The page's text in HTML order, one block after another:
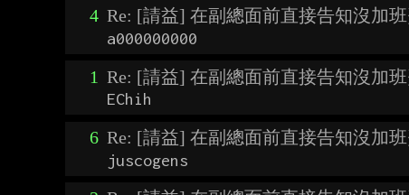
4 Re: [請益] 在副總面前直接告知沒加
a000000000
1 Re: [請益] 在副總面前直接告知沒加
EChih
6 Re: [請益] 在副總面前直接告知沒加
juscogens